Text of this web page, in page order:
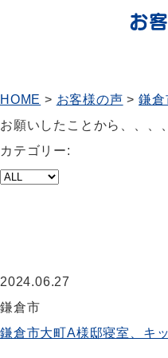
お
HOME > お客様の声 >鎌倉
お願いしたことから、、、、
カテゴリー:
2024.06.27
鎌倉市
鎌倉市大町A様邸寝室、キ